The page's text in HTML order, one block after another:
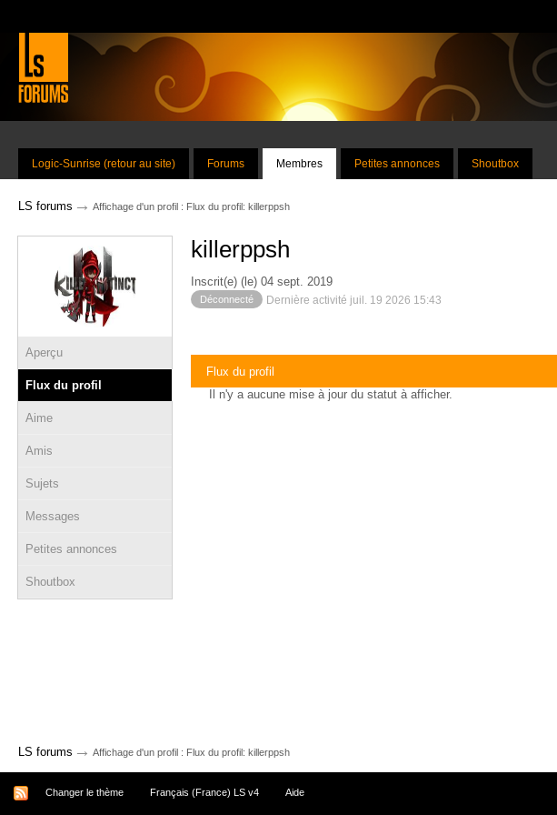
Logic-Sunrise (retour au site) Forums Membres Petites annonces Shoutbox
LS forums → Affichage d'un profil : Flux du profil: killerppsh
Aperçu
Flux du profil
Aime
Amis
Sujets
Messages
Petites annonces
Shoutbox
killerppsh
Inscrit(e) (le) 04 sept. 2019
Déconnecté Dernière activité juil. 19 2026 15:43
Flux du profil
Il n'y a aucune mise à jour du statut à afficher.
LS forums → Affichage d'un profil : Flux du profil: killerppsh
Changer le thème Français (France) LS v4 Aide